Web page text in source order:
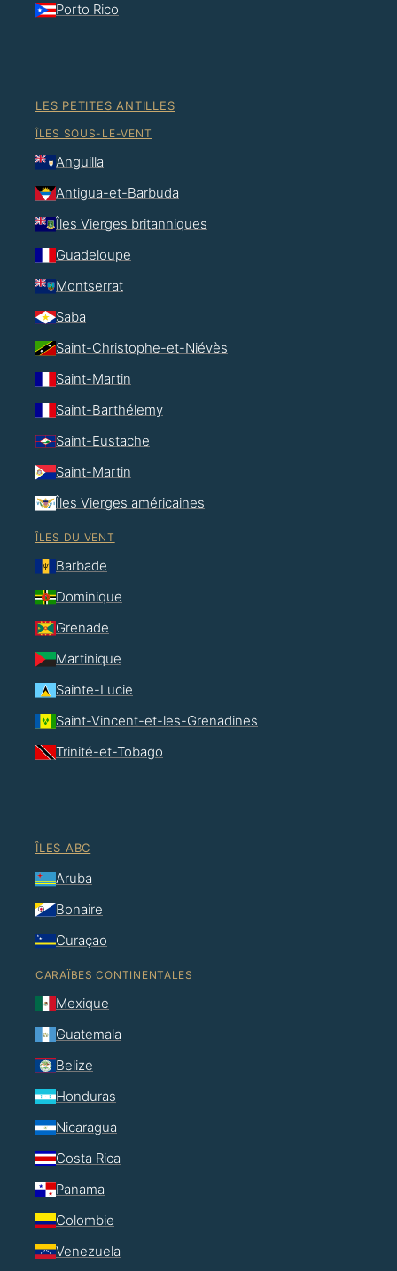
Porto Rico
LES PETITES ANTILLES
ÎLES SOUS-LE-VENT
Anguilla
Antigua-et-Barbuda
Îles Vierges britanniques
Guadeloupe
Montserrat
Saba
Saint-Christophe-et-Niévès
Saint-Martin
Saint-Barthélemy
Saint-Eustache
Saint-Martin
Îles Vierges américaines
ÎLES DU VENT
Barbade
Dominique
Grenade
Martinique
Sainte-Lucie
Saint-Vincent-et-les-Grenadines
Trinité-et-Tobago
ÎLES ABC
Aruba
Bonaire
Curaçao
CARAÏBES CONTINENTALES
Mexique
Guatemala
Belize
Honduras
Nicaragua
Costa Rica
Panama
Colombie
Venezuela